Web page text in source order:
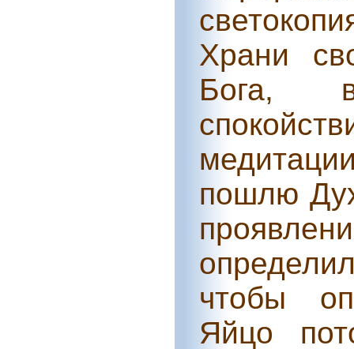
Храни
Бога,
пошлю
чтобы
Яйцо